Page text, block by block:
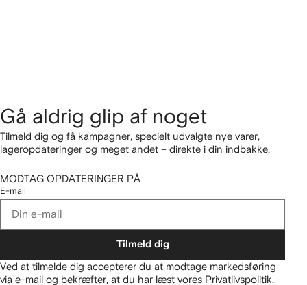
Gå aldrig glip af noget
Tilmeld dig og få kampagner, specielt udvalgte nye varer,
lageropdateringer og meget andet – direkte i din indbakke.
MODTAG OPDATERINGER PÅ
E-mail
Tilmeld dig
Ved at tilmelde dig accepterer du at modtage markedsføring
via e-mail og bekræfter, at du har læst vores Privatlivspolitik